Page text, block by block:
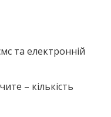
та електронній
– кількість